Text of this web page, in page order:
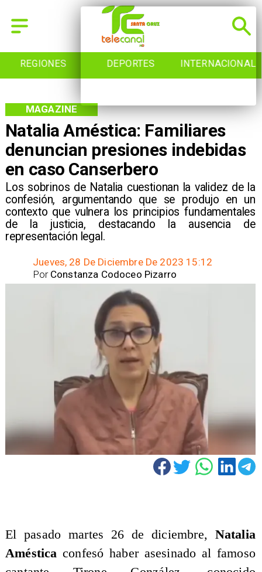
REGIONES DEPORTES INTERNACIONAL
Natalia Améstica: Familiares
denuncian presiones indebidas
en caso Canserbero
Los sobrinos de Natalia cuestionan la validez de la
confesión, argumentando que se produjo en un
contexto que vulnera los principios fundamentales
de la justicia, destacando la ausencia de
representación legal.
MAGAZINE
Jueves, 28 De Diciembre De 2023 15:12
Constanza Codoceo Pizarro
Por
El pasado martes 26 de diciembre, Natalia
Amésticaconfesó haber asesinado al famoso